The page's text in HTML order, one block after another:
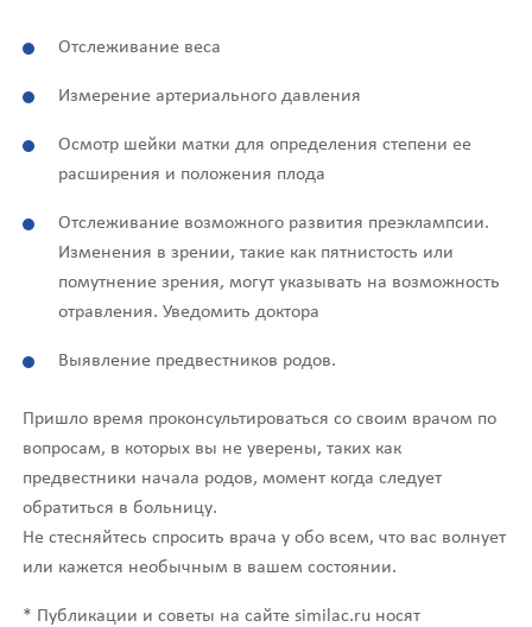
Отслеживание веса
Измерение артериального давления
Осмотр шейки матки для определения степени ее
расширения и положения плода
Отслеживание возможного развития преэклампсии.
Изменения в зрении, такие как пятнистость или
помутнение зрения, могут указывать на возможность
отравления. Уведомить доктора
Выявление предвестников родов.
Пришло время проконсультироваться со своим врачом по
вопросам, в которых вы не уверены, таких как
предвестники начала родов, момент когда следует
обратиться в больницу.
Не стесняйтесь спросить врача у обо всем, что вас волнует
или кажется необычным в вашем состоянии.
* Публикации и советы на сайте similac.ru носят